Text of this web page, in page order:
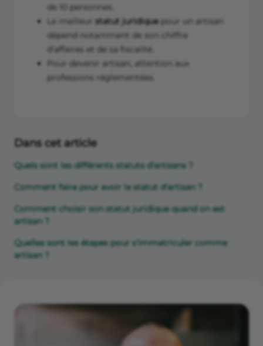
de 10 personnes.
Le meilleur statut juridiquepour un artisan
dépend notamment de son chiffre
d’affaires et de sa fiscalité.
Pour devenir artisan, attention aux
professions réglementées.
Dans cet article
Quels sont les différents statuts d'artisans ?
Comment faire pour avoir le statut d'artisan ?
Comment choisir son statut juridique quand on est
artisan ?
Quelles sont les étapes pour s'immatriculer comme
artisan ?